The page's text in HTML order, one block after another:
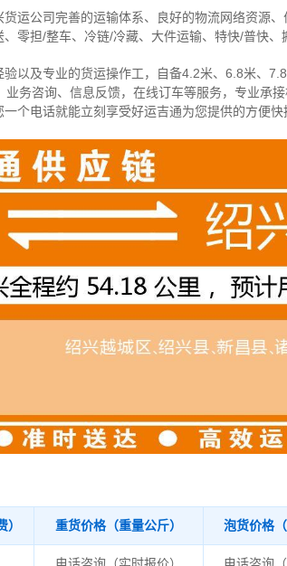
运公司完善的运输体系、良好的物流网络资源
、零担/整车、冷链/冷藏、大件运输、特快/普快、
以及专业的货运操作工，自备4.2米、6.8米、
务咨询、信息反馈，在线订车等服务， 专业承
一个电话就能立刻享受好运吉通为您提供的方便快
重货价格（重量公斤） 泡货价格
电话咨询（实时报价） 电话咨询